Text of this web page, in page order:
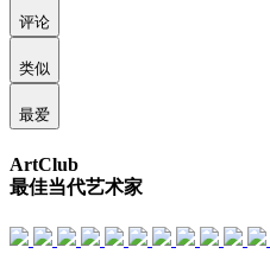
评论
类似
最爱
ArtClub
最佳当代艺术家